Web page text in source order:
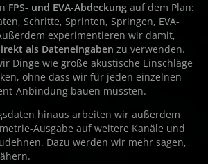
FPS- und EVA-Abdeckung auf dem Plan:
Schritte, Sprinten, Springen, EVA-
experimentieren wir damit,
als Dateneingaben zu verwenden.
Dinge wie große akustische Einschläge
ohne dass wir für jeden einzelnen
Anbindung bauen müssten.
hinaus arbeiten wir außerdem
Ausgabe auf weitere Kanäle und
Dazu werden wir mehr sagen,